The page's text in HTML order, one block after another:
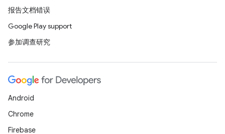
报告文档错误
Google Play support
参加调查研究
Android
Chrome
Firebase